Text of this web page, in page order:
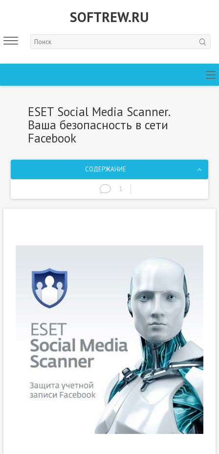
SOFTREW.RU
ESET Social Media Scanner.
Ваша безопасность в сети
Facebook
СОДЕРЖАНИЕ
1